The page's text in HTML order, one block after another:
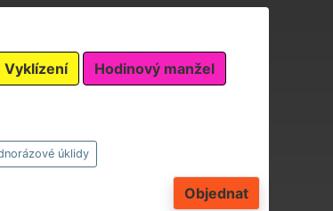
Vyklízení Hodinový manžel
úklidy
Objednat